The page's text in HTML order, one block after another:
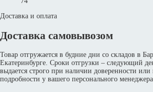
Доставка и оплата
Доставка самовывозом
Товар отгружается в будние дни со складов в
Екатеринбурге. Сроки отгрузки – следующий
выдается строго при наличии доверенности или
подробности у вашего персонального